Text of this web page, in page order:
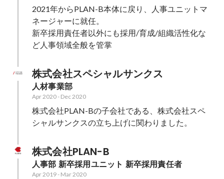
2021年からPLAN-B本体に戻り、人事ユニットマ
ネージャーに就任。
新卒採用責任者以外にも採用/育成/組織活性化な
ど人事領域全般を管掌
株式会社スペシャルサンクス
人材事業部
Apr 2020- Dec 2020
株式会社PLAN-Bの子会社である、株式会社スペ
シャルサンクスの立ち上げに関わりました。
株式会社PLAN-B
人事部 新卒採用ユニット 新卒採用責任者
Apr 2019- Mar 2020